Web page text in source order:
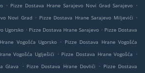
. Pizze Dostava Hrane Sarajevo Novi Grad Sarajevo .
Novi Grad . Pizze Dostava Hrane Sarajevo Miljevići .
Ugorsko . Pizze Dostava Hrane Sarajevo . Pizze Dostava
Vogošća Ugorsko . Pizze Dostava Hrane Vogošća
Vogošća Uglješići . Pizze Dostava Hrane Vogošća
.
Glava
. Pizze Dostava Hrane Dovlići . Pizze Dostava